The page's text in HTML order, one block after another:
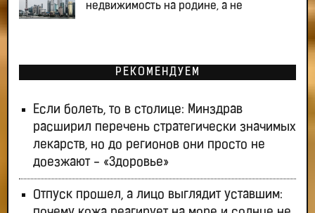
недвижимость на родине, а не
РЕКОМЕНДУЕМ
Если болеть, то в столице: Минздрав
расширил перечень стратегически значимых
лекарств, но до регионов они просто не
доезжают - «Здоровье»
Отпуск прошел, а лицо выглядит уставшим: